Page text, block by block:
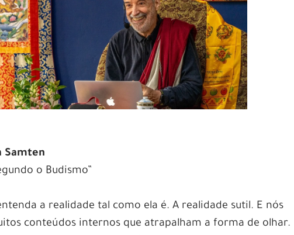
Samten
o Budismo”
a realidade tal como ela é. A realidade sutil. E nós
conteúdos internos que atrapalham a forma de olhar.